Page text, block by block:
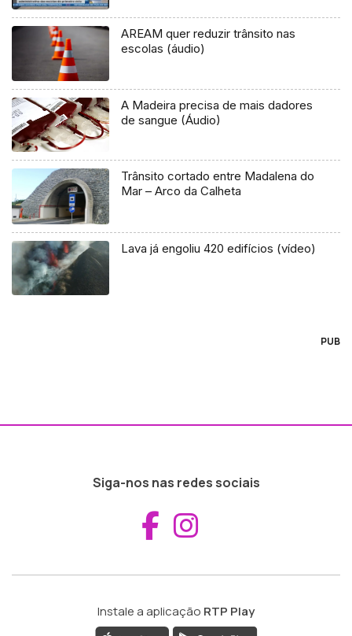
AREAM quer reduzir trânsito nas
escolas (áudio)
A Madeira precisa de mais dadores
de sangue (Áudio)
Trânsito cortado entre Madalena do
Mar – Arco da Calheta
Lava já engoliu 420 edifícios (vídeo)
PUB
Siga-nos nas redes sociais
Aceder ao
Instale a aplicação RTP Play